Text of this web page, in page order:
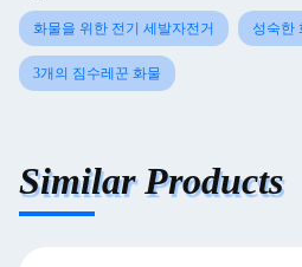
화물을 위한 전기 세발자전거 성숙한
3개의 짐수레꾼 화물
Similar Products